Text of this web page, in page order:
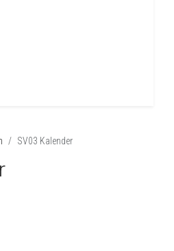
SV03 Kalender